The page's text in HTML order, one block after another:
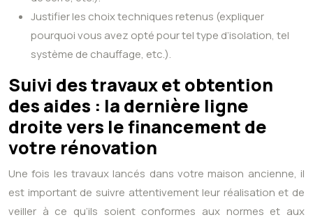
Justifier les choix techniques retenus (expliquer
pourquoi vous avez opté pour tel type d’isolation, tel
système de chauffage, etc.).
Suivi des travaux et obtention
des aides : la dernière ligne
droite vers le financement de
votre rénovation
Une fois les travaux lancés dans votre maison ancienne, il
est important de suivre attentivement leur réalisation et de
veiller à ce qu’ils soient conformes aux normes et aux